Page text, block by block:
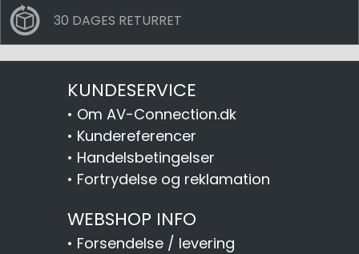
30 DAGES RETURRET
KUNDESERVICE
• Om AV-Connection.dk
• Kundereferencer
• Handelsbetingelser
• Fortrydelse og reklamation
WEBSHOP INFO
• Forsendelse / levering